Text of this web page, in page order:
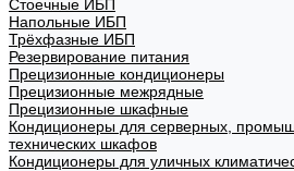
Стоечные ИБП
Напольные ИБП
Трёхфазные ИБП
Резервирование питания
Прецизионные кондиционеры
Прецизионные межрядные
Прецизионные шкафные
Кондиционеры для серверных,
технических шкафов
Кондиционеры для уличных